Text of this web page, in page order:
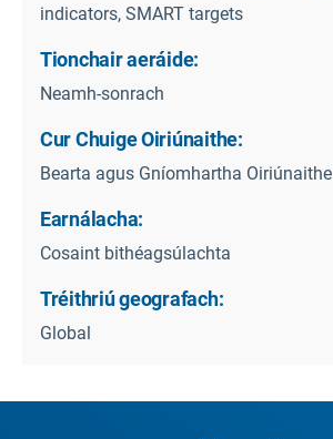
indicators, SMART targets
Tionchair aeráide:
Neamh-sonrach
Cur Chuige Oiriúnaithe:
Bearta agus Gníomhartha Oiriúnaithe
Earnálacha:
Cosaint bithéagsúlachta
Tréithriú geografach:
Global